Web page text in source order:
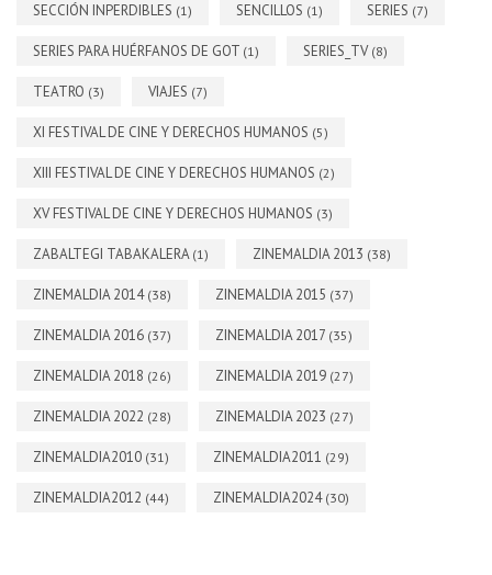
SECCIÓN INPERDIBLES (1) SENCILLOS (1) SERIES (7)
SERIES PARA HUÉRFANOS DE GOT (1) SERIES_TV (8)
TEATRO (3) VIAJES (7)
XI FESTIVAL DE CINE Y DERECHOS HUMANOS (5)
XIII FESTIVAL DE CINE Y DERECHOS HUMANOS (2)
XV FESTIVAL DE CINE Y DERECHOS HUMANOS (3)
ZABALTEGI TABAKALERA (1) ZINEMALDIA 2013 (38)
ZINEMALDIA 2014 (38) ZINEMALDIA 2015 (37)
ZINEMALDIA 2016 (37) ZINEMALDIA 2017 (35)
ZINEMALDIA 2018 (26) ZINEMALDIA 2019 (27)
ZINEMALDIA 2022 (28) ZINEMALDIA 2023 (27)
ZINEMALDIA2010 (31) ZINEMALDIA2011 (29)
ZINEMALDIA2012 (44) ZINEMALDIA2024 (30)